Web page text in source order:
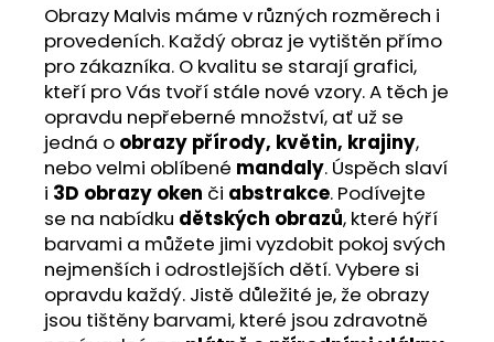
Obrazy Malvis máme v různých rozměrech i
provedeních. Každý obraz je vytištěn přímo
pro zákazníka. O kvalitu se starají grafici,
kteří pro Vás tvoří stále nové vzory. A těch je
opravdu nepřeberné množství, ať už se
jedná o obrazy přírody, květin, krajiny,
nebo velmi oblíbené mandaly. Úspěch slaví
i 3D obrazy oken či abstrakce. Podívejte
se na nabídku dětských obrazů, které hýří
barvami a můžete jimi vyzdobit pokoj svých
nejmenších i odrostlejších dětí. Vybere si
opravdu každý. Jistě důležité je, že obrazy
jsou tištěny barvami, které jsou zdravotně